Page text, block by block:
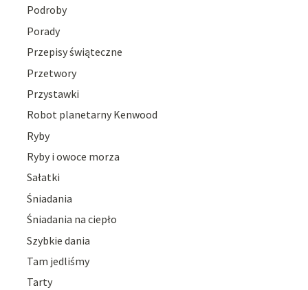
Podroby
Porady
Przepisy świąteczne
Przetwory
Przystawki
Robot planetarny Kenwood
Ryby
Ryby i owoce morza
Sałatki
Śniadania
Śniadania na ciepło
Szybkie dania
Tam jedliśmy
Tarty